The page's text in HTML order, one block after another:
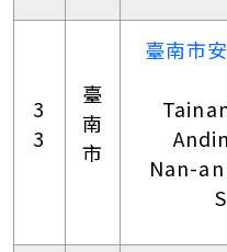
3
3
臺
南
市
臺南市
Nan-